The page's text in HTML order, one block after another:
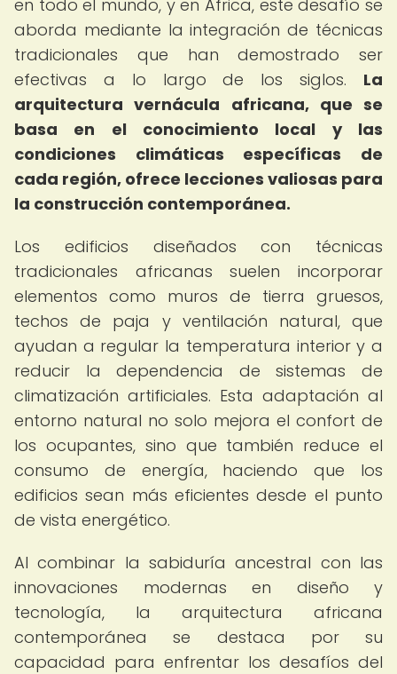
en todo el mundo, y en África, este desafío se
aborda mediante la integración de técnicas
tradicionales que han demostrado ser
efectivas a lo largo de los siglos. La
arquitectura vernácula africana, que se
basa en el conocimiento local y las
condiciones climáticas específicas de
cada región, ofrece lecciones valiosas para
la construcción contemporánea.
Los edificios diseñados con técnicas
tradicionales africanas suelen incorporar
elementos como muros de tierra gruesos,
techos de paja y ventilación natural, que
ayudan a regular la temperatura interior y a
reducir la dependencia de sistemas de
climatización artificiales. Esta adaptación al
entorno natural no solo mejora el confort de
los ocupantes, sino que también reduce el
consumo de energía, haciendo que los
edificios sean más eficientes desde el punto
de vista energético.
Al combinar la sabiduría ancestral con las
innovaciones modernas en diseño y
tecnología, la arquitectura africana
contemporánea se destaca por su
capacidad para enfrentar los desafíos del